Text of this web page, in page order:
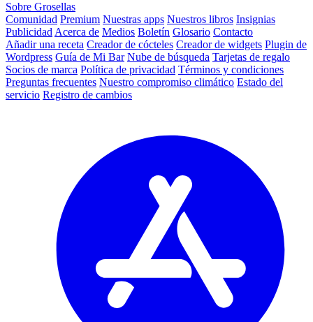
Sobre Grosellas
Comunidad Premium Nuestras apps Nuestros libros Insignias
Publicidad Acerca de Medios Boletín Glosario Contacto
Añadir una receta Creador de cócteles Creador de widgets Plugin de
Wordpress Guía de Mi Bar Nube de búsqueda Tarjetas de regalo
Socios de marca Política de privacidad Términos y condiciones
Preguntas frecuentes Nuestro compromiso climático Estado del
servicio Registro de cambios